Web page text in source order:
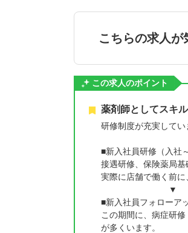
こちらの求人が
この求人のポイント
薬剤師としてスキ
研修制度が充実してい
■新入社員研修（入社
接遇研修、保険薬局基
実際に店舗で働く前に
▼
■新入社員フォローア
この期間に、病症研
が多くいます。